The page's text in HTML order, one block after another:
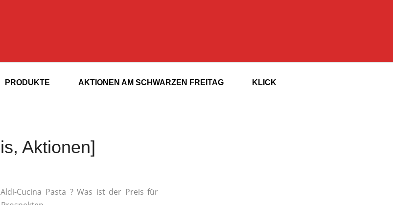
PRODUKTE AKTIONEN AM SCHWARZEN FREITAG KLICK
Aktionen]
Cucina Pasta ? Was ist der Preis für